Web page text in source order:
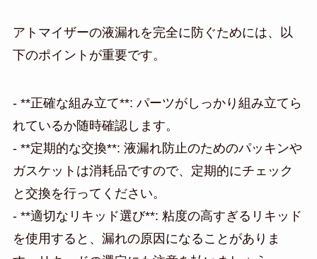
アトマイザーの液漏れを完全に防ぐためには、以
下のポイントが重要です。
- **正確な組み立て**: パーツがしっかり組み立てら
れているか随時確認します。
- **定期的な交換**: 液漏れ防止のためのパッキンや
ガスケットは消耗品ですので、定期的にチェック
と交換を行ってください。
- **適切なリキッド選び**: 粘度の高すぎるリキッド
を使用すると、漏れの原因になることがありま